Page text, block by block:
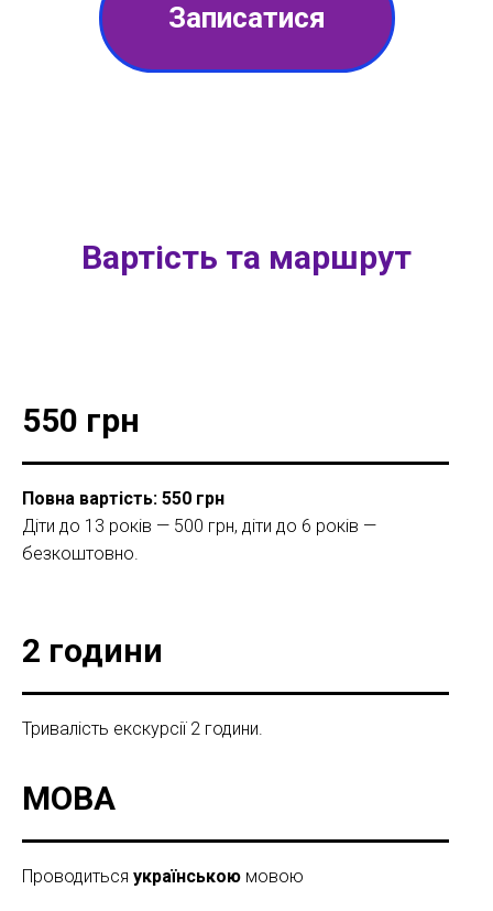
Записатися
Вартість та маршрут
550 грн
Повна вартість: 550 грн
Діти до 13 років — 500 грн, діти до 6 років —
безкоштовно.
2 години
Тривалість екскурсії 2 години.
МОВА
Проводиться українською мовою